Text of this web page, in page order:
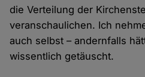
die Verteilung der
veranschaulichen. Ich
auch selbst – andernfalls
wissentlich getäuscht.